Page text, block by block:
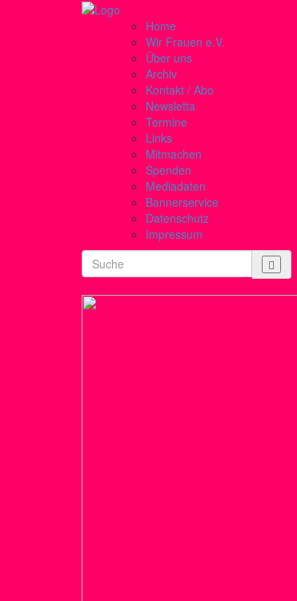
Home
Wir Frauen e.V.
Über uns
Archiv
Kontakt / Abo
Newsletta
Termine
Links
Mitmachen
Spenden
Mediadaten
Bannerservice
Datenschutz
Impressum